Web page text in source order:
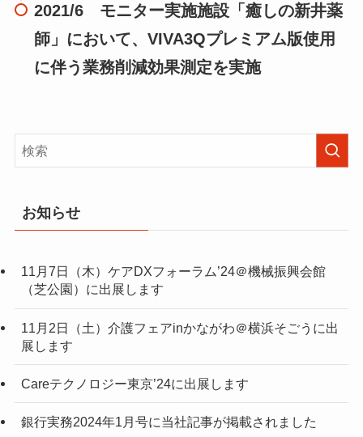
2021/6 モニター実施施設「癒しの新井薬
師」において、VIVA3Qプレミアム版使用
に伴う業務削減効果測定を実施
お知らせ
11月7日（木）ケアDXフォーラム’24＠機械振興会館
（芝公園）に出展します
11月2日（土）介護フェアinかながわ＠横浜そごうに出
展します
Careテクノロジー東京’24に出展します
銀行実務2024年1月号に当社記事が掲載されました